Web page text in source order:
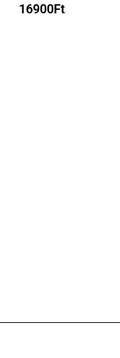
16900Ft